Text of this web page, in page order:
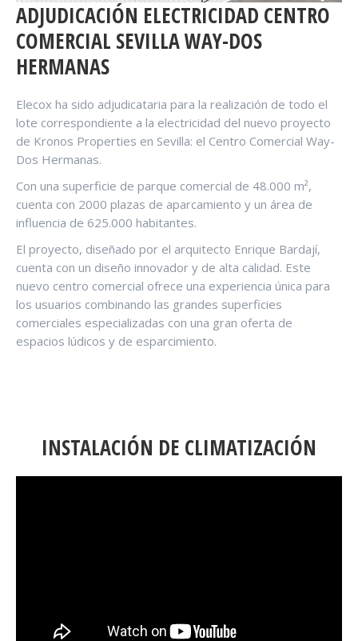
ADJUDICACIÓN ELECTRICIDAD CENTRO
COMERCIAL SEVILLA WAY-DOS
HERMANAS
Elecox ha sido adjudicataria para la realización de todo el
lote correspondiente a la electricidad del nuevo proyecto
de Kronos Properties en Sevilla: el Centro Comercial Way-
Dos Hermanas.
Con una superficie de parque comercial de 48.000 m²,
cuenta con 2000 plazas de aparcamiento y un área de
influencia de 625.000 habitantes.
El proyecto, diseñado por el arquitecto Enrique Bardají,
cuenta con un diseño innovador y de alta calidad. Este
nuevo centro comercial ofrece una experiencia única para
los usuarios combinando las grandes superficies
comerciales especializadas con una gran oferta de
espacios lúdicos y de esparcimiento.
INSTALACIÓN DE CLIMATIZACIÓN